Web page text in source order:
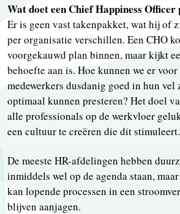
Wat doet een Chief Happiness Officer
Er is geen vast takenpakket, wat hij of
per organisatie verschillen. Een CHO
voorgekauwd plan binnen, maar kijkt
behoefte aan is. Hoe kunnen we er
medewerkers dusdanig goed in hun vel
optimaal kunnen presteren? Het doel
alle professionals op de werkvloer
een cultuur te creëren die dit stimuleert.
De meeste HR-afdelingen hebben
inmiddels wel op de agenda staan,
kan lopende processen in een
blijven aanjagen.